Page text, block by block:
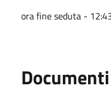
ora fine seduta -
Documenti